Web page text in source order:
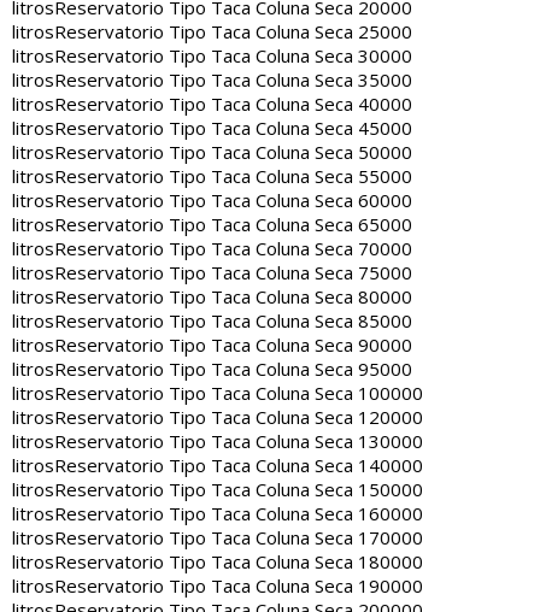
litrosReservatorio Tipo Taca Coluna Seca 20000
litrosReservatorio Tipo Taca Coluna Seca 25000
litrosReservatorio Tipo Taca Coluna Seca 30000
litrosReservatorio Tipo Taca Coluna Seca 35000
litrosReservatorio Tipo Taca Coluna Seca 40000
litrosReservatorio Tipo Taca Coluna Seca 45000
litrosReservatorio Tipo Taca Coluna Seca 50000
litrosReservatorio Tipo Taca Coluna Seca 55000
litrosReservatorio Tipo Taca Coluna Seca 60000
litrosReservatorio Tipo Taca Coluna Seca 65000
litrosReservatorio Tipo Taca Coluna Seca 70000
litrosReservatorio Tipo Taca Coluna Seca 75000
litrosReservatorio Tipo Taca Coluna Seca 80000
litrosReservatorio Tipo Taca Coluna Seca 85000
litrosReservatorio Tipo Taca Coluna Seca 90000
litrosReservatorio Tipo Taca Coluna Seca 95000
litrosReservatorio Tipo Taca Coluna Seca 100000
litrosReservatorio Tipo Taca Coluna Seca 120000
litrosReservatorio Tipo Taca Coluna Seca 130000
litrosReservatorio Tipo Taca Coluna Seca 140000
litrosReservatorio Tipo Taca Coluna Seca 150000
litrosReservatorio Tipo Taca Coluna Seca 160000
litrosReservatorio Tipo Taca Coluna Seca 170000
litrosReservatorio Tipo Taca Coluna Seca 180000
litrosReservatorio Tipo Taca Coluna Seca 190000